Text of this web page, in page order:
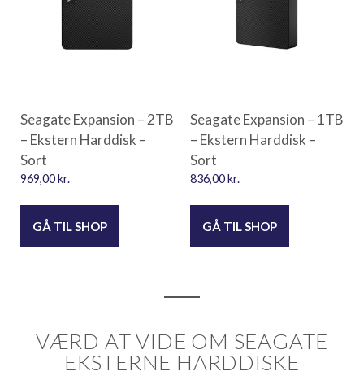
Seagate Expansion – 2TB
– Ekstern Harddisk –
Sort
969,00kr.
GÅ TIL SHOP
Seagate Expansion – 1TB
– Ekstern Harddisk –
Sort
836,00kr.
GÅ TIL SHOP
VÆRD AT VIDE OM SEAGATE
EKSTERNE HARDDISKE